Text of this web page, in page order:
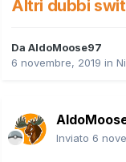
Altri dubbi
Da AldoMoose97
6 novembre, 2019 in
Inviato 6